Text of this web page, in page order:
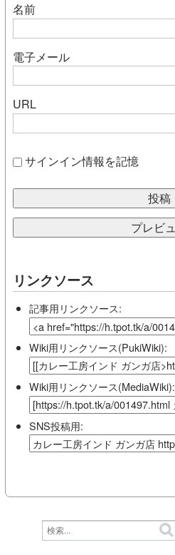
名前
電子メール
URL
サインイン情報を記憶
リンクソース
記事用リンクソース:
Wiki用リンクソース(PukiWiki):
Wiki用リンクソース(MediaWiki):
SNS投稿用: